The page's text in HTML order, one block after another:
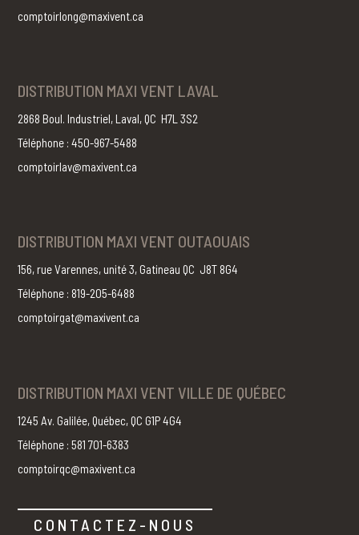
comptoirlong@maxivent.ca
DISTRIBUTION MAXI VENT LAVAL
2868 Boul. Industriel, Laval, QC H7L 3S2
Téléphone : 450-967-5488
comptoirlav@maxivent.ca
DISTRIBUTION MAXI VENT OUTAOUAIS
156, rue Varennes, unité 3, Gatineau QC J8T 8G4
Téléphone : 819-205-6488
comptoirgat@maxivent.ca
DISTRIBUTION MAXI VENT VILLE DE QUÉBEC
1245 Av. Galilée, Québec, QC G1P 4G4
Téléphone : 581 701-6383
comptoirqc@maxivent.ca
CONTACTEZ-NOUS